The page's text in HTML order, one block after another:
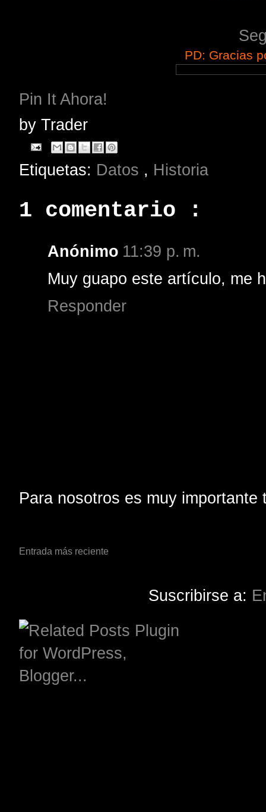
PD: Gracias
Pin It Ahora!
by Trader
Etiquetas: Datos , Historia
1 comentario :
Anónimo 11:39 p. m.
Muy guapo este artículo, me
Responder
Para nosotros es muy
Entrada más reciente
Suscribirse a: